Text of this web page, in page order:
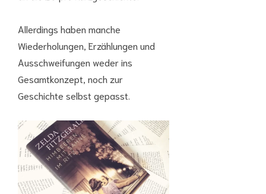
Allerdings haben manche
Wiederholungen, Erzählungen und
Ausschweifungen weder ins
Gesamtkonzept, noch zur
Geschichte selbst gepasst.